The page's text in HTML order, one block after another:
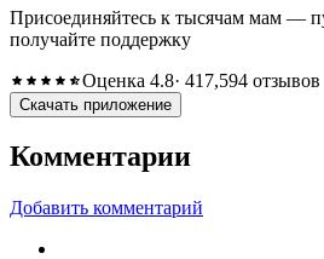
Присоединяйтесь к тысячам мам —
получайте поддержку
Оценка 4.8· 417,594 отзывов
Скачать приложение
Комментарии
Добавить комментарий